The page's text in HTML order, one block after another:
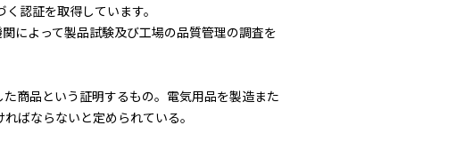
認証を取得しています。
によって製品試験及び工場の品質管理の調査を
商品という証明するもの。電気用品を製造また
ばならないと定められている。